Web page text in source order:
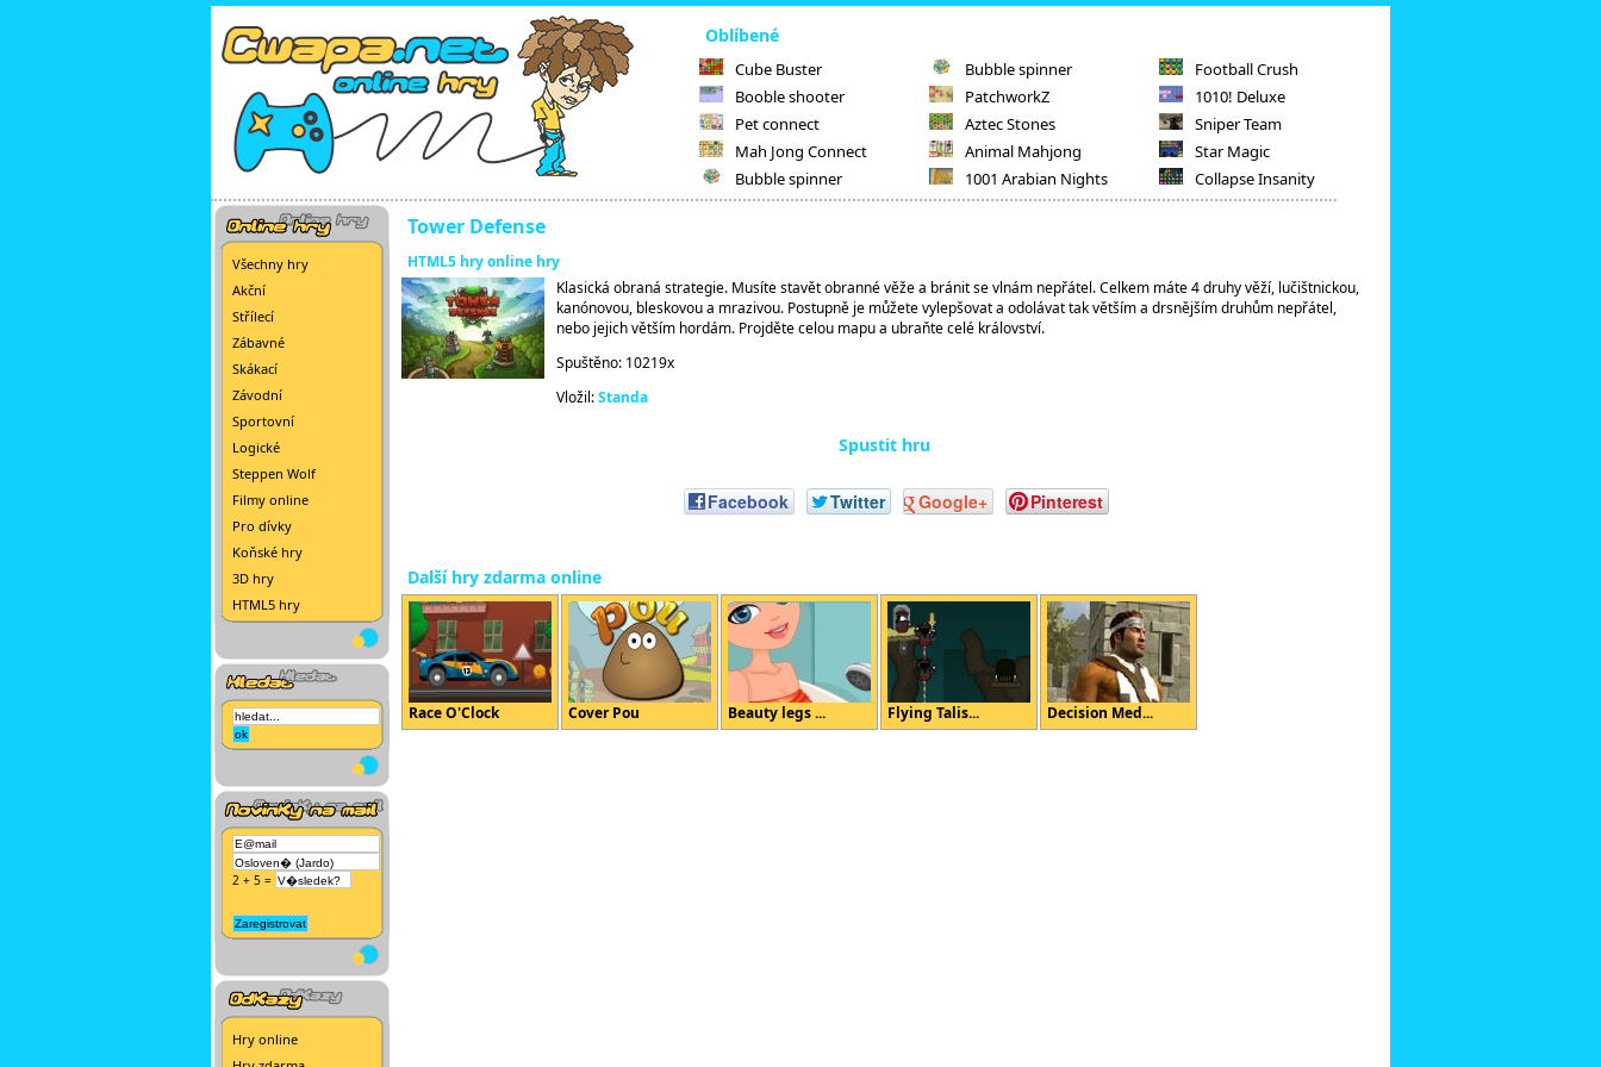
Oblíbené
Cube Buster
Booble shooter
Pet connect
Mah Jong Connect
Bubble spinner
Bubble spinner
PatchworkZ
Aztec Stones
Animal Mahjong
1001 Arabian Nights
Football Crush
1010! Deluxe
Sniper Team
Star Magic
Collapse Insanity
Všechny hry
Akční
Střílecí
Zábavné
Skákací
Závodní
Sportovní
Logické
Steppen Wolf
Filmy online
Pro dívky
Koňské hry
3D hry
HTML5 hry
2 + 5 =
Hry online
Tower Defense
HTML5 hry online hry
Klasická obraná strategie. Musíte stavět obranné věže a bránit se vlnám nepřátel. Celkem máte 4 druhy věží, lučištnickou,
kanónovou, bleskovou a mrazivou. Postupně je můžete vylepšovat a odolávat tak větším a drsnějším druhům nepřátel,
nebo jejich větším hordám. Projděte celou mapu a ubraňte celé království.
Spuštěno: 10219x
Vložil:Standa
Spustit hru
Facebook Twitter Google+ Pinterest
Další hry zdarma online
Race O'Clock Cover Pou Beauty legs ... Flying Talis... Decision Med...